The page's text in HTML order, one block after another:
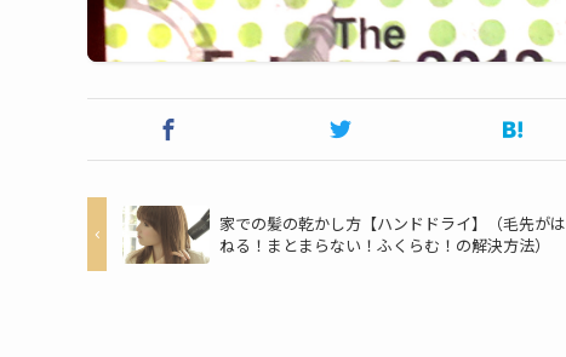
家での髪の乾かし方【ハンドドライ】（毛先がは
ねる！まとまらない！ふくらむ！の解決方法）